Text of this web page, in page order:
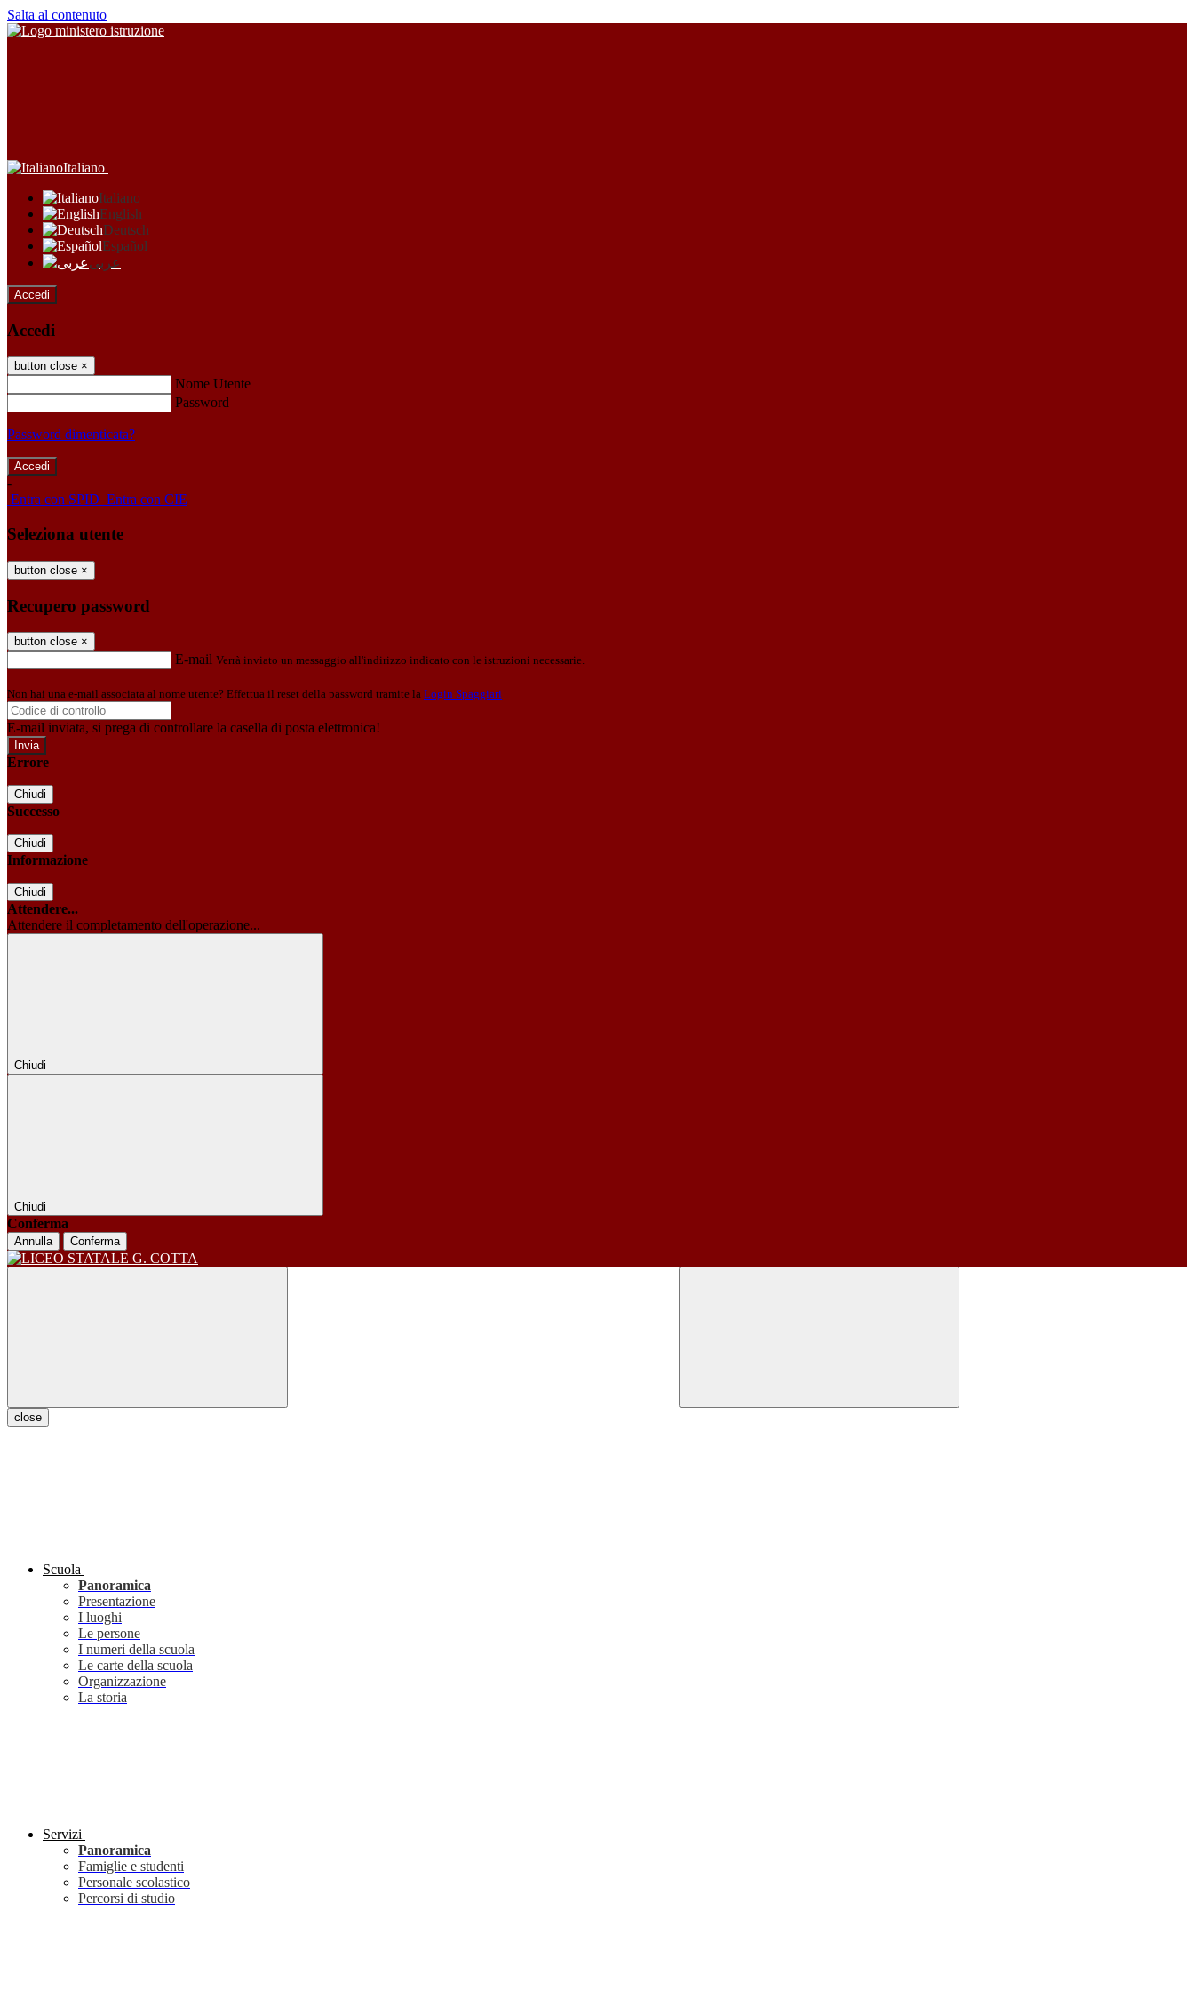
Salta al contenuto
Italiano
Italiano
English
Deutsch
Español
عربى
Accedi
Accedi
button close ×
Nome Utente
Password
Password dimenticata?
-
Entra con SPID Entra con CIE
Seleziona utente
button close ×
Recupero password
button close ×
E-mail Verrà inviato un messaggio all'indirizzo indicato con le istruzioni necessarie.
Non hai una e-mail associata al nome utente? Effettua il reset della password tramite la Login Spaggiari
E-mail inviata, si prega di controllare la casella di posta elettronica!
Errore
Chiudi
Successo
Chiudi
Informazione
Chiudi
Attendere...
Attendere il completamento dell'operazione...
Chiudi
Chiudi
Conferma
Annulla Conferma
close
Scuola
Panoramica
Presentazione
I luoghi
Le persone
I numeri della scuola
Le carte della scuola
Organizzazione
La storia
Servizi
Panoramica
Famiglie e studenti
Personale scolastico
Percorsi di studio